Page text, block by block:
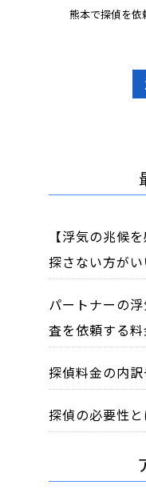
熊本で探偵を
【浮気の兆候
探さない方がい
パートナーの
査を依頼する
探偵料金の内
探偵の必要性と